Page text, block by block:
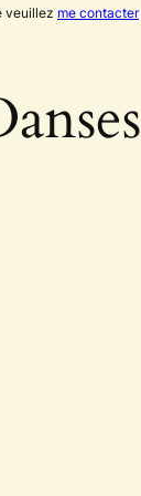
veuillez me contacter